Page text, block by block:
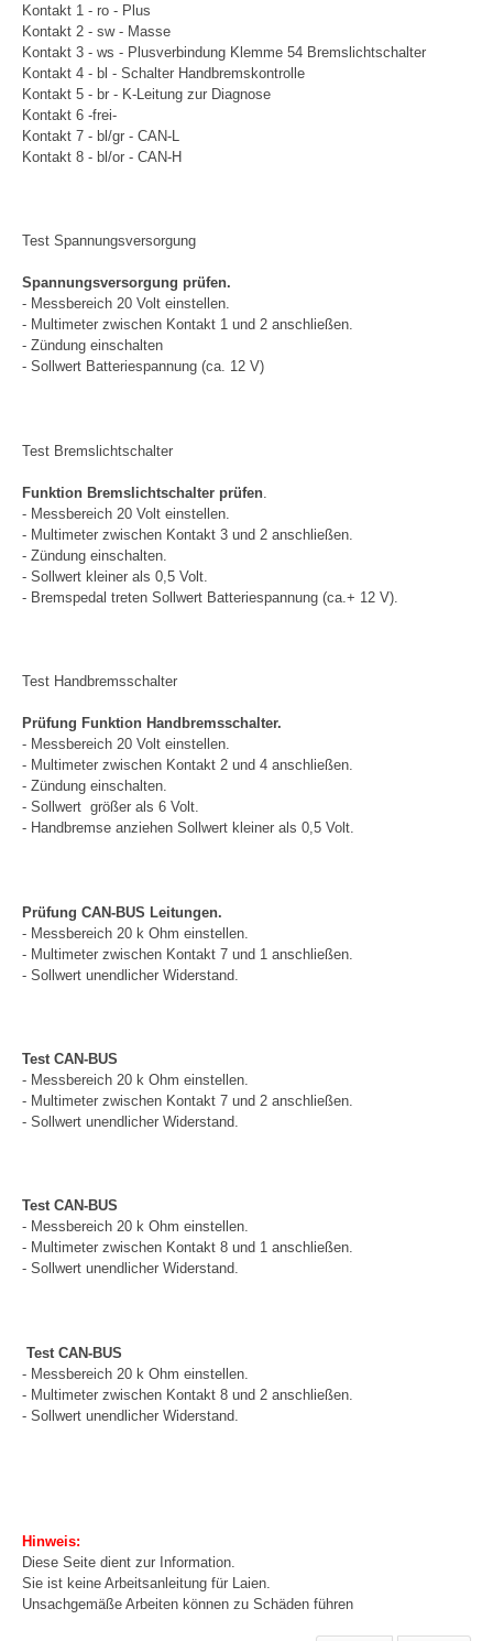
Kontakt 1 - ro - Plus
Kontakt 2 - sw - Masse
Kontakt 3 - ws - Plusverbindung Klemme 54 Bremslichtschalter
Kontakt 4 - bl - Schalter Handbremskontrolle
Kontakt 5 - br - K-Leitung zur Diagnose
Kontakt 6 -frei-
Kontakt 7 - bl/gr - CAN-L
Kontakt 8 - bl/or - CAN-H
Test Spannungsversorgung
Spannungsversorgung prüfen.
- Messbereich 20 Volt einstellen.
- Multimeter zwischen Kontakt 1 und 2 anschließen.
- Zündung einschalten
- Sollwert Batteriespannung (ca. 12 V)
Test Bremslichtschalter
Funktion Bremslichtschalter prüfen
- Messbereich 20 Volt einstellen.
- Multimeter zwischen Kontakt 3 und 2 anschließen.
- Zündung einschalten.
- Sollwert kleiner als 0,5 Volt.
- Bremspedal treten Sollwert Batteriespannung (ca.+ 12 V).
Test Handbremsschalter
Prüfung Funktion Handbremsschalter.
- Messbereich 20 Volt einstellen.
- Multimeter zwischen Kontakt 2 und 4 anschließen.
- Zündung einschalten.
- Sollwert größer als 6 Volt.
- Handbremse anziehen Sollwert kleiner als 0,5 Volt.
Prüfung CAN-BUS Leitungen.
- Messbereich 20 k Ohm einstellen.
- Multimeter zwischen Kontakt 7 und 1 anschließen.
- Sollwert unendlicher Widerstand.
Test CAN-BUS
- Messbereich 20 k Ohm einstellen.
- Multimeter zwischen Kontakt 7 und 2 anschließen.
- Sollwert unendlicher Widerstand.
Test CAN-BUS
- Messbereich 20 k Ohm einstellen.
- Multimeter zwischen Kontakt 8 und 1 anschließen.
- Sollwert unendlicher Widerstand.
Test CAN-BUS
- Messbereich 20 k Ohm einstellen.
- Multimeter zwischen Kontakt 8 und 2 anschließen.
- Sollwert unendlicher Widerstand.
Hinweis:
Diese Seite dient zur Information.
Sie ist keine Arbeitsanleitung für Laien.
Unsachgemäße Arbeiten können zu Schäden führen